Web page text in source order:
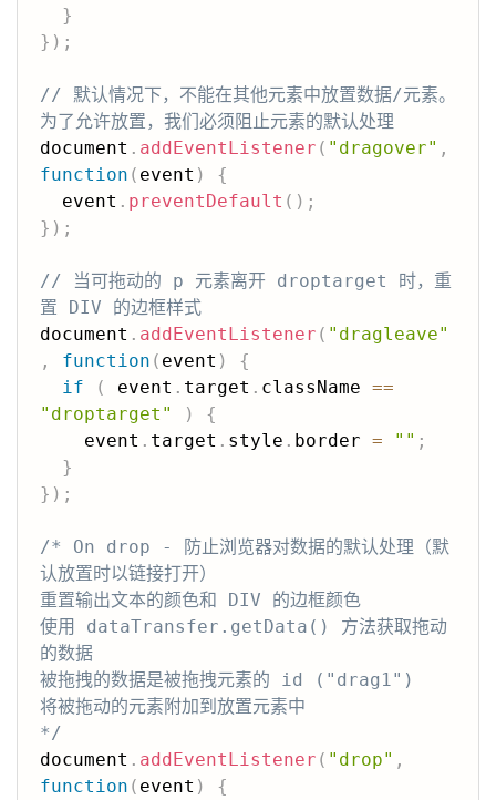
}
} ) ;
// 默认情况下，不能在其他元素中放置数据/元素。
为了允许放置，我们必须阻止元素的默认处理
document . addEventListener ( "dragover" ,
function ( event )
{
  event
. preventDefault ( ) ;
} ) ;
// 当可拖动的 p 元素离开 droptarget 时，重
置 DIV 的边框样式
document . addEventListener ( "dragleave"
,
function ( event )
{
if
( event . target . className ==
"droptarget"
)
{
    event
. target . style . border = "" ;
}
} ) ;
/* On drop - 防止浏览器对数据的默认处理（默
认放置时以链接打开）
重置输出文本的颜色和 DIV 的边框颜色
使用 dataTransfer.getData() 方法获取拖动
的数据
被拖拽的数据是被拖拽元素的 id ("drag1")
将被拖动的元素附加到放置元素中
*/
document . addEventListener ( "drop" ,
function ( event )
{